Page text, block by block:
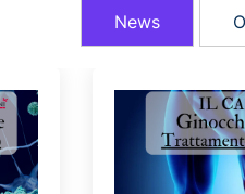
News